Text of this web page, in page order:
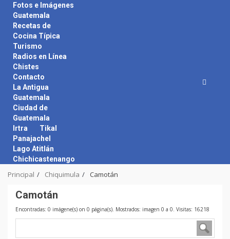
content
Fotos e Imágenes
Guatemala
Recetas de
Cocina Típica
Turismo
Radios en Línea
Chistes
Contacto
La Antigua
Guatemala
Ciudad de
Guatemala
Irtra
Tikal
Panajachel
Lago Atitlán
Chichicastenango
Principal Chiquimula Camotán
Camotán
Encontradas: 0 imágene(s) on 0 página(s). Mostrados: imagen 0 a 0. Visitas: 16218